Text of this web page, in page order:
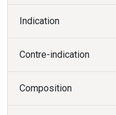
Indication
Contre-indication
Composition